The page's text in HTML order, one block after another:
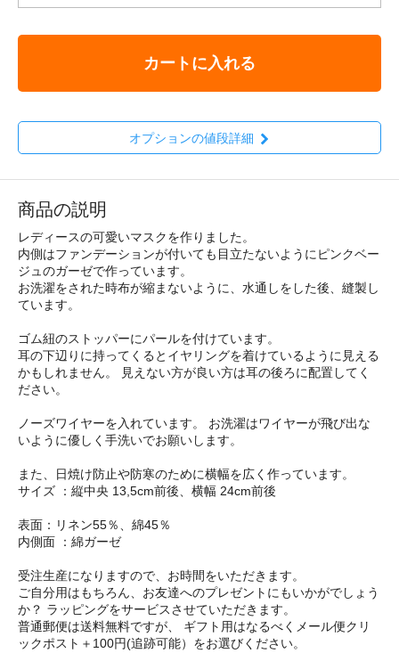
カートに入れる
オプションの値段詳細
商品の説明
レディースの可愛いマスクを作りました。
内側はファンデーションが付いても目立たないようにピンクベー
ジュのガーゼで作っています。
お洗濯をされた時布が縮まないように、水通しをした後、縫製し
ています。
ゴム紐のストッパーにパールを付けています。
耳の下辺りに持ってくるとイヤリングを着けているように見える
かもしれません。 見えない方が良い方は耳の後ろに配置してく
ださい。
ノーズワイヤーを入れています。 お洗濯はワイヤーが飛び出な
いように優しく手洗いでお願いします。
また、日焼け防止や防寒のために横幅を広く作っています。
サイズ ：縦中央 13,5cm前後、横幅 24cm前後
表面：リネン55％、綿45％
内側面 ：綿ガーゼ
受注生産になりますので、お時間をいただきます。
ご自分用はもちろん、お友達へのプレゼントにもいかがでしょう
か？ ラッピングをサービスさせていただきます。
普通郵便は送料無料ですが、 ギフト用はなるべくメール便クリ
ックポスト＋100円(追跡可能）をお選びください。